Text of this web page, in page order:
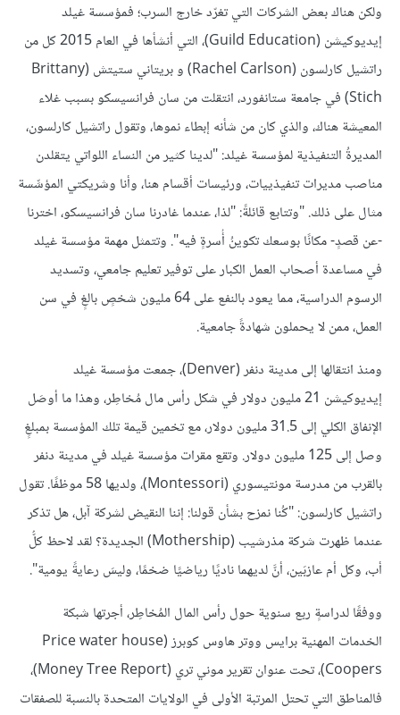
ولكن هناك بعض الشركات التي تغرّد خارج السرب؛ فمؤسسة غيلد
إيديوكيشن (Guild Education)، التي أنشأها في العام 2015 كل من
راتشيل كارلسون (Rachel Carlson) و بريتاني ستيتش (Brittany
Stich) في جامعة ستانفورد، انتقلت من سان فرانسيسكو بسبب غلاء
المعيشة هناك، والذي كان من شأنه إبطاء نموها، وتقول راتشيل كارلسون،
المديرةُ التنفيذية لمؤسسة غيلد: "لدينا كثير من النساء اللواتي يتقلدن
مناصب مديرات تنفيذييات، ورئيسات أقسام هنا، وأنا وشريكتي المؤسِّسة
مثال على ذلك. "وتتابع قائلةً: "لذا، عندما غادرنا سان فرانسيسكو، اخترنا
-عن قصدٍ- مكانًا بوسعك تكوينُ أُسرةٍ فيه". وتتمثل مهمة مؤسسة غيلد
في مساعدة أصحاب العمل الكبار على توفير تعليم جامعي، وتسديد
الرسوم الدراسية، مما يعود بالنفع على 64 مليون شخصٍ بالغٍ في سن
العمل، ممن لا يحملون شهادةً جامعية.
ومنذ انتقالها إلى مدينة دنفر (Denver)، جمعت مؤسسة غيلد
إيديوكيشن 21 مليون دولار في شكل رأس مال مُخاطِر، وهذا ما أوصَل
الإنفاق الكلي إلى 31.5 مليون دولار، مع تخمين قيمة تلك المؤسسة بمبلغٍ
وصل إلى 125 مليون دولار. وتقع مقرات مؤسسة غيلد في مدينة دنفر
بالقرب من مدرسة مونتيسوري (Montessori)، ولديها 58 موظفًا. تقول
راتشيل كارلسون: "كُنا نمزح بشأن قولنا: إننا النقيض لشركة آبل، هل تذكر
عندما ظهرت شركة مذرشيب (Mothership) الجديدة؟ لقد لاحظ كلُّ
أب، وكل أم عازبَين، أنَّ لديهما ناديًا رياضيًا ضخمًا، وليسَ رعايةً يومية".
ووفقًا لدراسةٍ ربع سنوية حول رأس المال المُخاطِر، أجرتها شبكة
الخدمات المهنية برايس ووتر هاوس كوبرز (Price water house
Coopers)، تحت عنوان تقرير موني تري (Money Tree Report)،
فالمناطق التي تحتل المرتبة الأولى في الولايات المتحدة بالنسبة للصفقات